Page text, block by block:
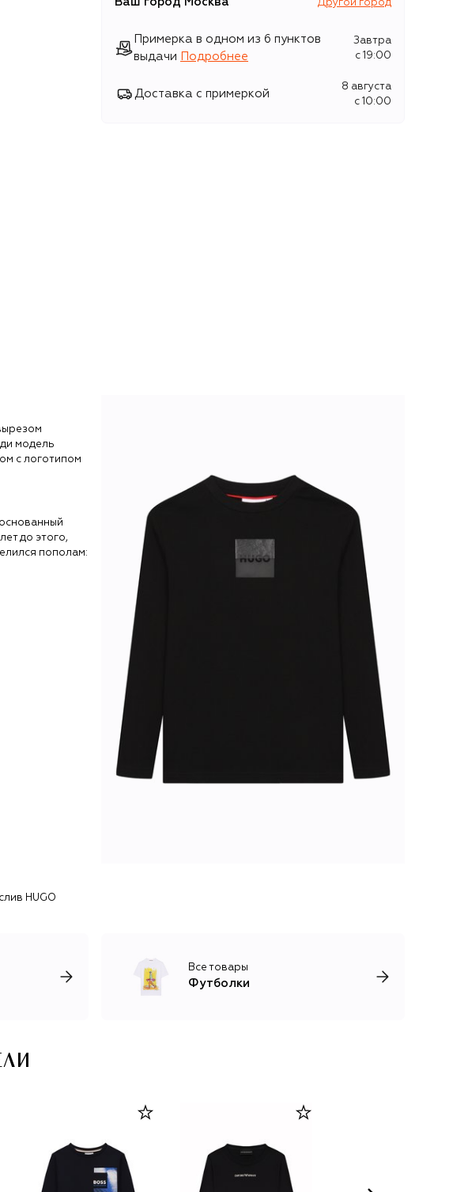
Другой город
Примерка в одном из 6 пунктов
выдачи
Подробнее
Завтра
c 19:00
Доставка с примеркой
8 августа
c 10:00
модель
с логотипом
до этого,
пополам:
smart
HUGO
Все товары
Футболки